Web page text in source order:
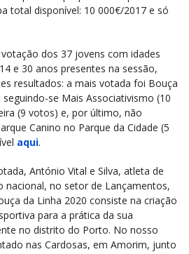
total disponível: 10 000€/2017 e só
dos 37 jovens com idades
e 30 anos presentes na sessão,
resultados: a mais votada foi Bouça
se Mais Associativismo (10
(9 votos) e, por último, não
Canino no Parque da Cidade (5
aqui.
António Vital e Silva, atleta de
nacional, no setor de Lançamentos,
da Linha 2020 consiste na criação
para a prática da sua
no distrito do Porto. No nosso
nas Cardosas, em Amorim, junto